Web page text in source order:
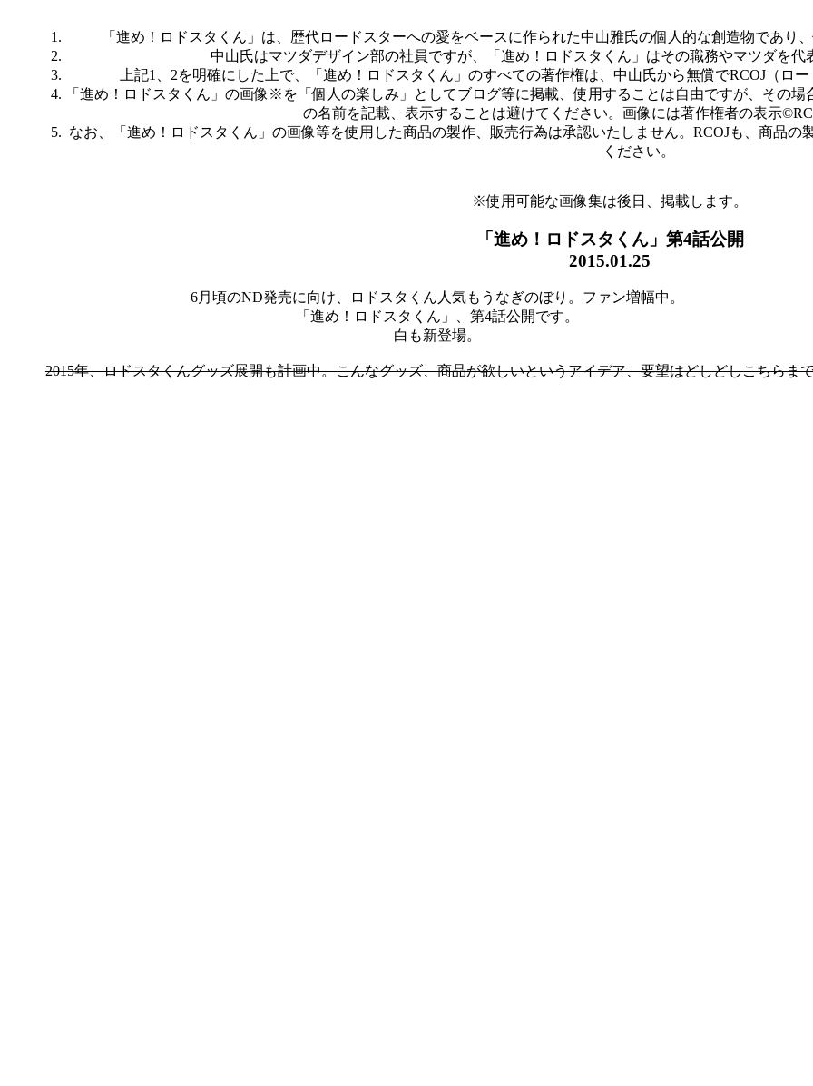
「進め！ロドスタくん」は、歴代ロードスターへの愛をベースに作られた中山雅氏の個人的な創造物であり
中山氏はマツダデザイン部の社員ですが、「進め！ロドスタくん」はその職務やマツダを
上記1、2を明確にした上で、「進め！ロドスタくん」のすべての著作権は、中山氏から無償でRCOJ（ロ
「進め！ロドスタくん」の画像※を「個人の楽しみ」としてブログ等に掲載、使用することは自由ですが、その
の名前を記載、表示することは避けてください。画像には著作権者の表示
なお、「進め！ロドスタくん」の画像等を使用した商品の製作、販売行為は承認いたしません。RCOJも、商品
ください。
※使用可能な画像集は後日、掲載します。
「進め！ロドスタくん」第4話公開
2015.01.25
6月頃のND発売に向け、ロドスタくん人気もうなぎのぼり。ファン増幅中。
「進め！ロドスタくん」、第4話公開です。
白も新登場。
2015年、ロドスタくんグッズ展開も計画中。こんなグッズ、商品が欲しいというアイデア、要望はどしどしこちらま